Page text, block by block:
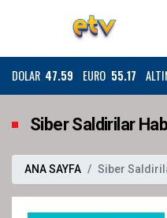
DOLAR 47.59 EURO 55.17
Siber Saldirilar
ANA SAYFA Siber